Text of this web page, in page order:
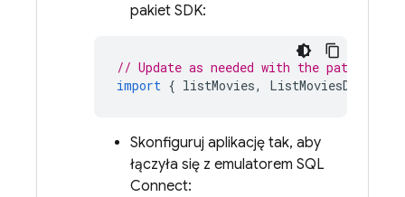
pakiet SDK:
// Update as needed with the path to
import { listMovies, ListMoviesData
Skonfiguruj aplikację tak, aby
łączyła się z emulatorem SQL
Connect: